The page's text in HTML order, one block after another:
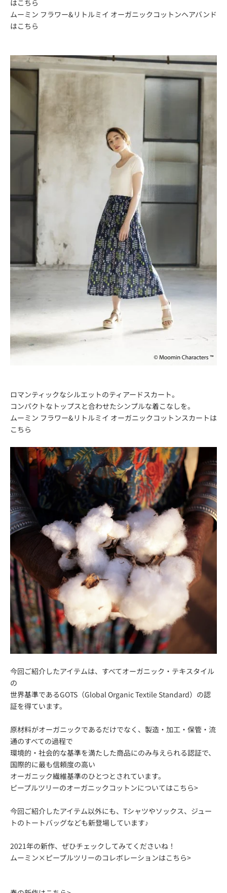
はこちら
ムーミン フラワー&リトルミイ オーガニックコットンヘアバンド
はこちら
ロマンティックなシルエットのティアードスカート。
コンパクトなトップスと合わせたシンプルな着こなしを。
ムーミン フラワー&リトルミイ オーガニックコットンスカートは
こちら
今回ご紹介したアイテムは、すべてオーガニック・テキスタイル
の
世界基準であるGOTS（Global Organic Textile Standard）の認
証を得ています。
原材料がオーガニックであるだけでなく、製造・加工・保管・流
通のすべての過程で
環境的・社会的な基準を満たした商品にのみ与えられる認証で、
国際的に最も信頼度の高い
オーガニック繊維基準のひとつとされています。
ピープルツリーのオーガニックコットンについてはこちら>
今回ご紹介したアイテム以外にも、Tシャツやソックス、ジュー
トのトートバッグなども新登場しています♪
2021年の新作、ぜひチェックしてみてくださいね！
ムーミン×ピープルツリーのコレボレーションはこちら>